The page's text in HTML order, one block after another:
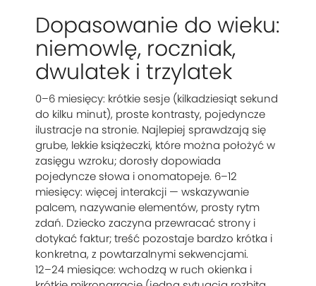
Dopasowanie do wieku:
niemowlę, roczniak,
dwulatek i trzylatek
0–6 miesięcy: krótkie sesje (kilkadziesiąt sekund
do kilku minut), proste kontrasty, pojedyncze
ilustracje na stronie. Najlepiej sprawdzają się
grube, lekkie książeczki, które można położyć w
zasięgu wzroku; dorosły dopowiada
pojedyncze słowa i onomatopeje. 6–12
miesięcy: więcej interakcji — wskazywanie
palcem, nazywanie elementów, prosty rytm
zdań. Dziecko zaczyna przewracać strony i
dotykać faktur; treść pozostaje bardzo krótka i
konkretna, z powtarzalnymi sekwencjami.
12–24 miesiące: wchodzą w ruch okienka i